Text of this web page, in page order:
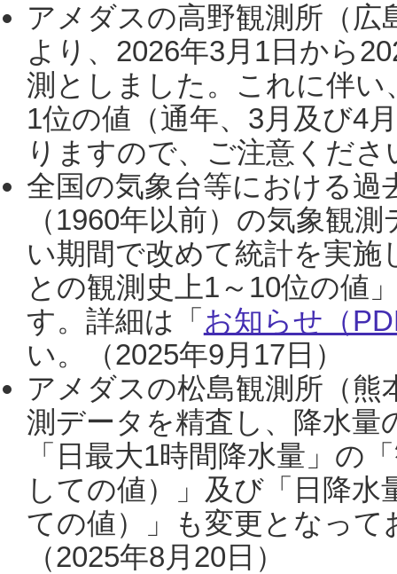
アメダスの高野観測所（
より、2026年3月1日から
測としました。これに伴い
1位の値（通年、3月及び4
りますので、ご注意くだ
全国の気象台等における過
（1960年以前）の気象観
い期間で改めて統計を実
との観測史上1～10位の値
す。詳細は「 お知らせ（
い。（2025年9月17日）
アメダスの松島観測所（熊
測データを精査し、降水
「日最大1時間降水量」の
しての値）」及び「日降
ての値）」も変更となっ
（2025年8月20日）